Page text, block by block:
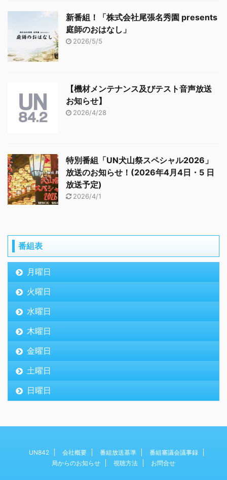
新番組！「株式会社尾張名秀園 presents
庭師のおはなし」
2026/5/5
【機材メンテナンス及びテスト音声放送
お知らせ】
2026/4/28
特別番組「UN犬山祭スペシャル2026」
放送のお知らせ！(2026年4月4日・5 日
放送予定)
2026/4/1
番組表
月曜日
火曜日
水曜日
木曜日
金曜日
土曜日
日曜日
UN842 会社概要 番組放送基準
番組審議会議事録
局からのお知らせ
視聴方法 お問合せ